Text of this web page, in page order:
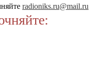
radioniks.ru@mail.ru